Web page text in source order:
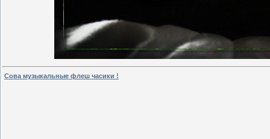
Сова музыкальные флеш часики !